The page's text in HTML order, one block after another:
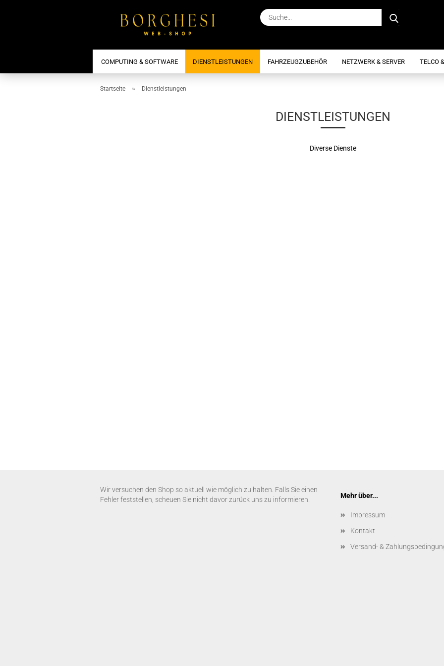
COMPUTING & SOFTWARE DIENSTLEISTUNGEN FAHRZEUGZUBEHÖR NETZWERK & SERVER TELCO
Startseite » Dienstleistungen
DIENSTLEISTUNGEN
Diverse Dienste
Wir versuchen den Shop so aktuell wie möglich zu halten. Falls Sie einen
Fehler feststellen, scheuen Sie nicht davor zurück uns zu informieren.
Mehr über...
Impressum
Kontakt
Versand- &